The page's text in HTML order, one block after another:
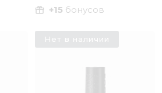
+15 бонусов
Нет в наличии